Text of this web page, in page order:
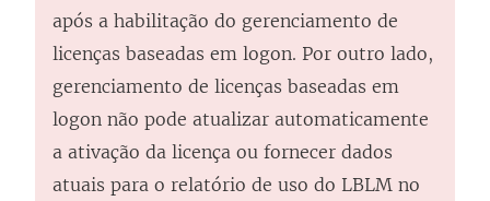
r
e
e
m
n
o
i
n
k
a
b
r
após a habilitação do gerenciamento de
licenças baseadas em logon. Por outro lado,
gerenciamento de licenças baseadas em
logon não pode atualizar automaticamente
a ativação da licença ou fornecer dados
atuais para o relatório de uso do LBLM no